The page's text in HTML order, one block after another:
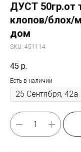
ДУСТ 50гр.от
клопов/блох/
дом
SKU: 451114
45 р.
Есть в наличии